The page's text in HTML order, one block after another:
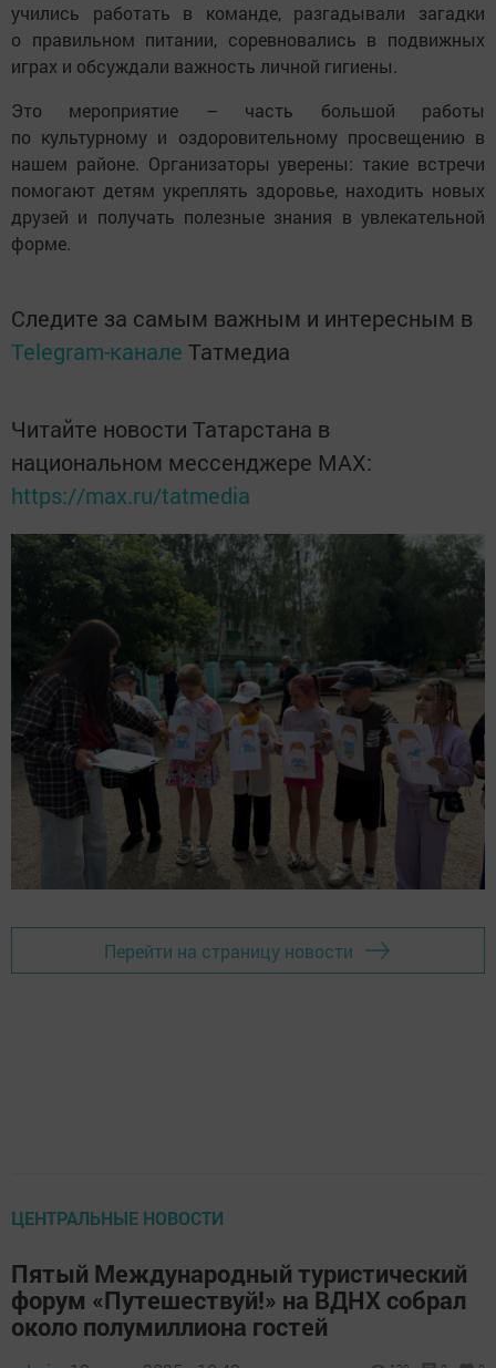
учились работать в команде, разгадывали загадки
о правильном питании, соревновались в подвижных
играх и обсуждали важность личной гигиены.
Это мероприятие – часть большой работы
по культурному и оздоровительному просвещению в
нашем районе. Организаторы уверены: такие встречи
помогают детям укреплять здоровье, находить новых
друзей и получать полезные знания в увлекательной
форме.
Следите за самым важным и интересным в
Telegram-канале Татмедиа
Читайте новости Татарстана в
национальном мессенджере MАХ:
https://max.ru/tatmedia
Перейти на страницу новости
ЦЕНТРАЛЬНЫЕ НОВОСТИ
Пятый Международный туристический
форум «Путешествуй!» на ВДНХ собрал
около полумиллиона гостей